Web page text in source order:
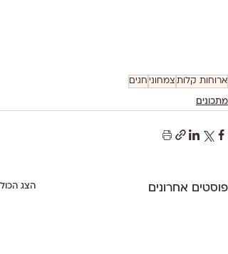
ארוחות קלות צמחוני חגים
מתכונים
פוסטים אחרונים הצג הכול